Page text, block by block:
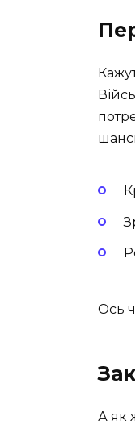
Ось
А як